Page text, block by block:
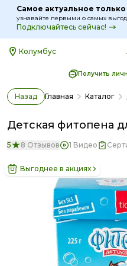
Самое актуальное только в
узнавайте первыми о самых
Подключайтесь сейчас!
Колумбус
Получить
Назад Главная Каталог
Детская фитопена
5 8 Отзывов 1 Видео
Выгоднее в акциях